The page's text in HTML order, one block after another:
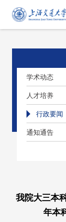
学术动态
人才培养
行政要闻
通知通告
我院大三本
年本